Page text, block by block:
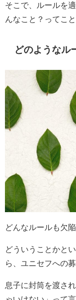
そこで、ルールを
んなこと？ってこ
どのようなル
どんなルールも欠
どういうことかと
ら、ユニセフへの
息子に封筒を渡さ